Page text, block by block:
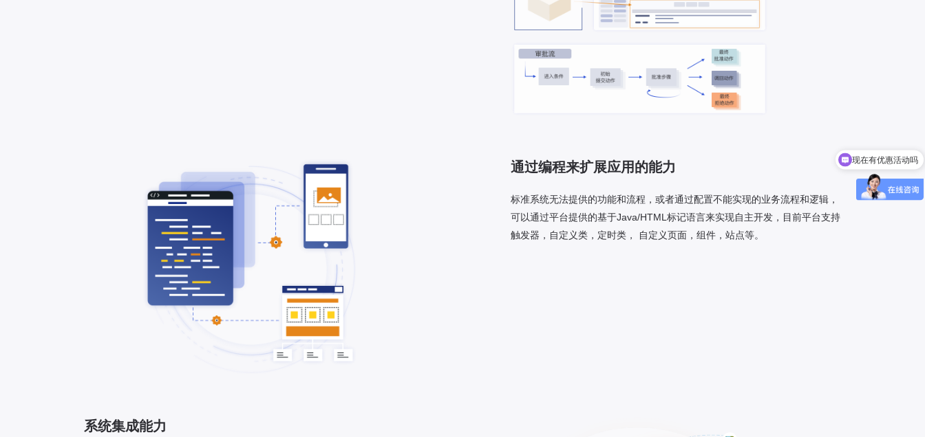
通过编程来扩展应用的能力
标准系统无法提供的功能和流程，或者通过配置不能实现的业务流程和逻辑，
可以通过平台提供的基于Java/HTML标记语言来实现自主开发，目前平台支持
触发器，自定义类，定时类， 自定义页面，组件，站点等。
系统集成能力
现在有优惠活动吗